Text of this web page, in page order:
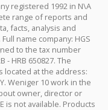
registered 1992 in N\A
range of reports and
facts, analysis and
name company: HGS
to the tax number
- HRB 650827. The
is located at the address:
Weniger 10 work in the
owner, director or
is not available. Products